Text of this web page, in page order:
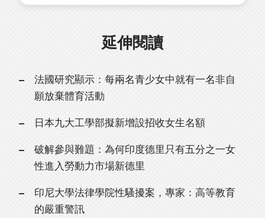
延伸閱讀
法國研究顯示：每兩名青少女中就有一名非自
願放棄體育活動
日本九大工學部擬新增設招收女生名額
破解參與難題：為何印度德里只有五分之一女
性進入勞動力市場新德里
印尼大學法律學院性騷擾案，專家：高等教育
的嚴重警訊